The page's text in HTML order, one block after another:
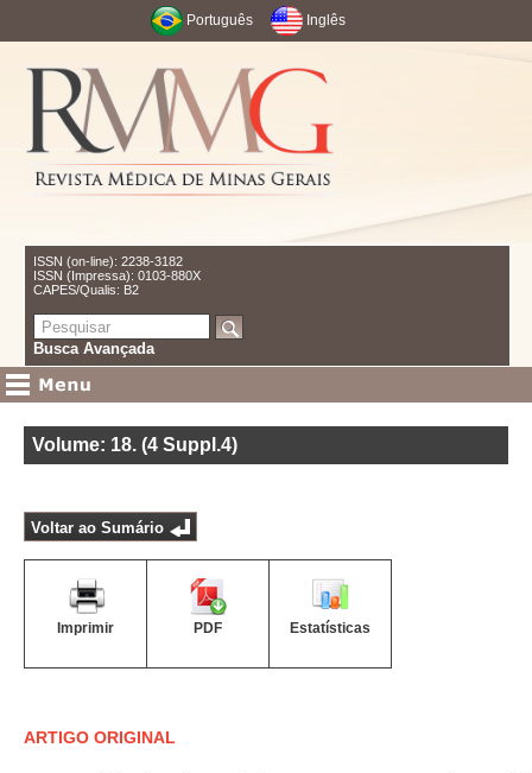
Português Inglês
ISSN (on-line): 2238-3182
ISSN (Impressa): 0103-880X
CAPES/Qualis: B2
Busca Avançada
Volume: 18. (4 Suppl.4)
Voltar ao Sumário
Imprimir PDF Estatísticas
ARTIGO ORIGINAL